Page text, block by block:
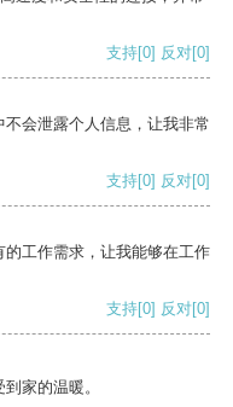
支持[0] 反对[0]
会泄露个人信息，让我非常
支持[0] 反对[0]
工作需求，让我能够在工作
支持[0] 反对[0]
家的温暖。